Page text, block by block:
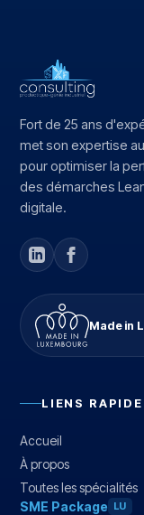
Fort de 25 ans
met son expertise
pour optimiser la
des démarches
digitale.
Made in
LIENS
Accueil
À propos
Toutes les spécialités
SME Package LU